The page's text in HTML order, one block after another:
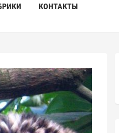
КОНТАКТЫ